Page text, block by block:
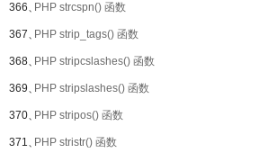
366、PHP strcspn() 函数
367、PHP strip_tags() 函数
368、PHP stripcslashes() 函数
369、PHP stripslashes() 函数
370、PHP stripos() 函数
371、PHP stristr() 函数